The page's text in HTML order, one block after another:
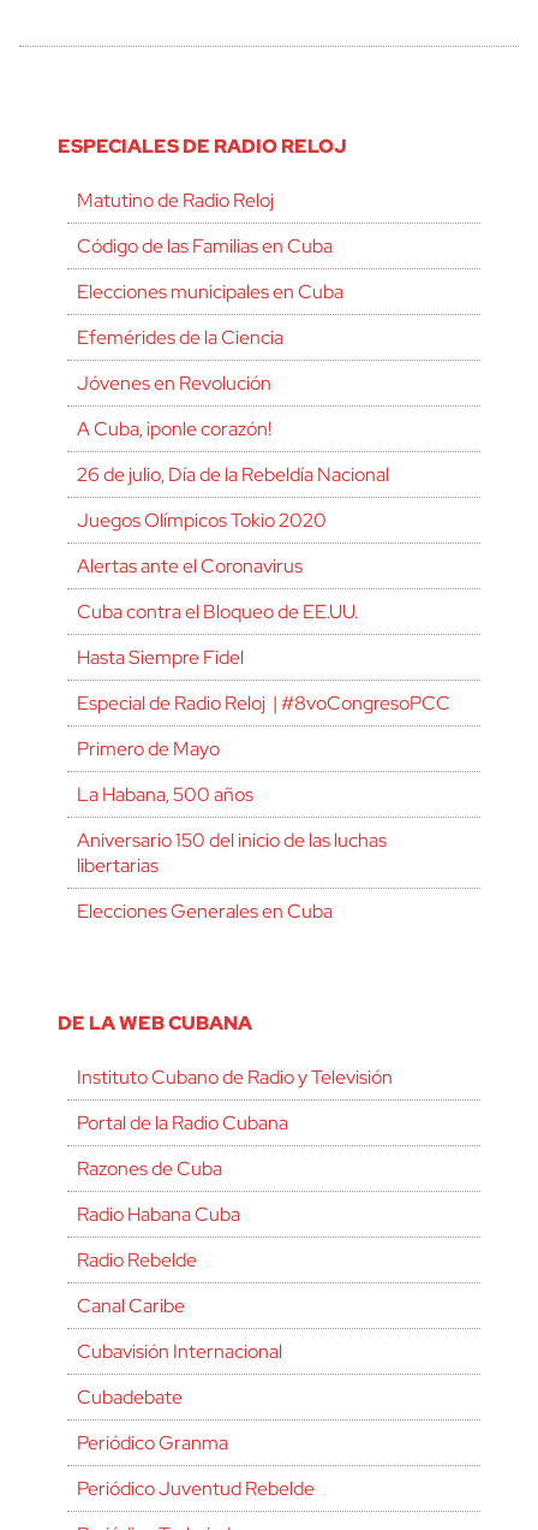
ESPECIALES DE RADIO RELOJ
Matutino de Radio Reloj
Código de las Familias en Cuba
Elecciones municipales en Cuba
Efemérides de la Ciencia
Jóvenes en Revolución
A Cuba, ¡ponle corazón!
26 de julio, Día de la Rebeldía Nacional
Juegos Olímpicos Tokio 2020
Alertas ante el Coronavirus
Cuba contra el Bloqueo de EE.UU.
Hasta Siempre Fidel
Especial de Radio Reloj | #8voCongresoPCC
Primero de Mayo
La Habana, 500 años
Aniversario 150 del inicio de las luchas
libertarias
Elecciones Generales en Cuba
DE LA WEB CUBANA
Instituto Cubano de Radio y Televisión
Portal de la Radio Cubana
Razones de Cuba
Radio Habana Cuba
Radio Rebelde
Canal Caribe
Cubavisión Internacional
Cubadebate
Periódico Granma
Periódico Juventud Rebelde